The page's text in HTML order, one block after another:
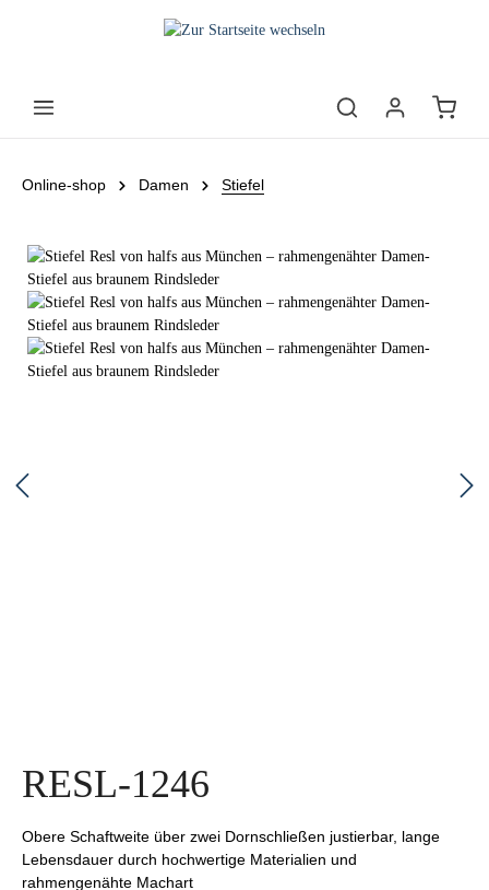
Online-shop Damen Stiefel
RESL-1246
Obere Schaftweite über zwei Dornschließen justierbar, lange
Lebensdauer durch hochwertige Materialien und
rahmengenähte Machart